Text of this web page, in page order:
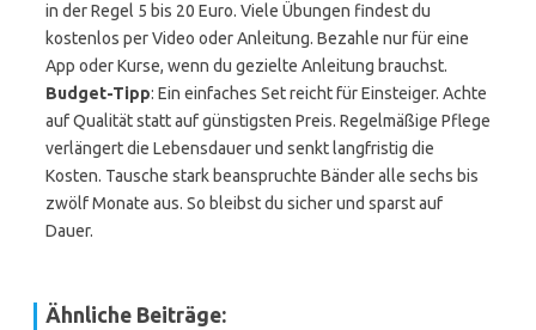
in der Regel 5 bis 20 Euro. Viele Übungen findest du
kostenlos per Video oder Anleitung. Bezahle nur für eine
App oder Kurse, wenn du gezielte Anleitung brauchst.
Budget-Tipp: Ein einfaches Set reicht für Einsteiger. Achte
auf Qualität statt auf günstigsten Preis. Regelmäßige Pflege
verlängert die Lebensdauer und senkt langfristig die
Kosten. Tausche stark beanspruchte Bänder alle sechs bis
zwölf Monate aus. So bleibst du sicher und sparst auf
Dauer.
Ähnliche Beiträge: